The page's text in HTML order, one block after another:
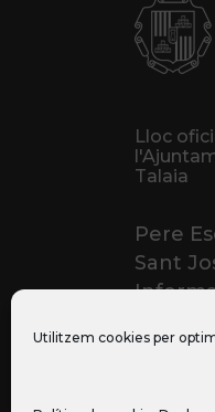
Utilitzem cookies per
Lloc
Talaia
Pere
Sant